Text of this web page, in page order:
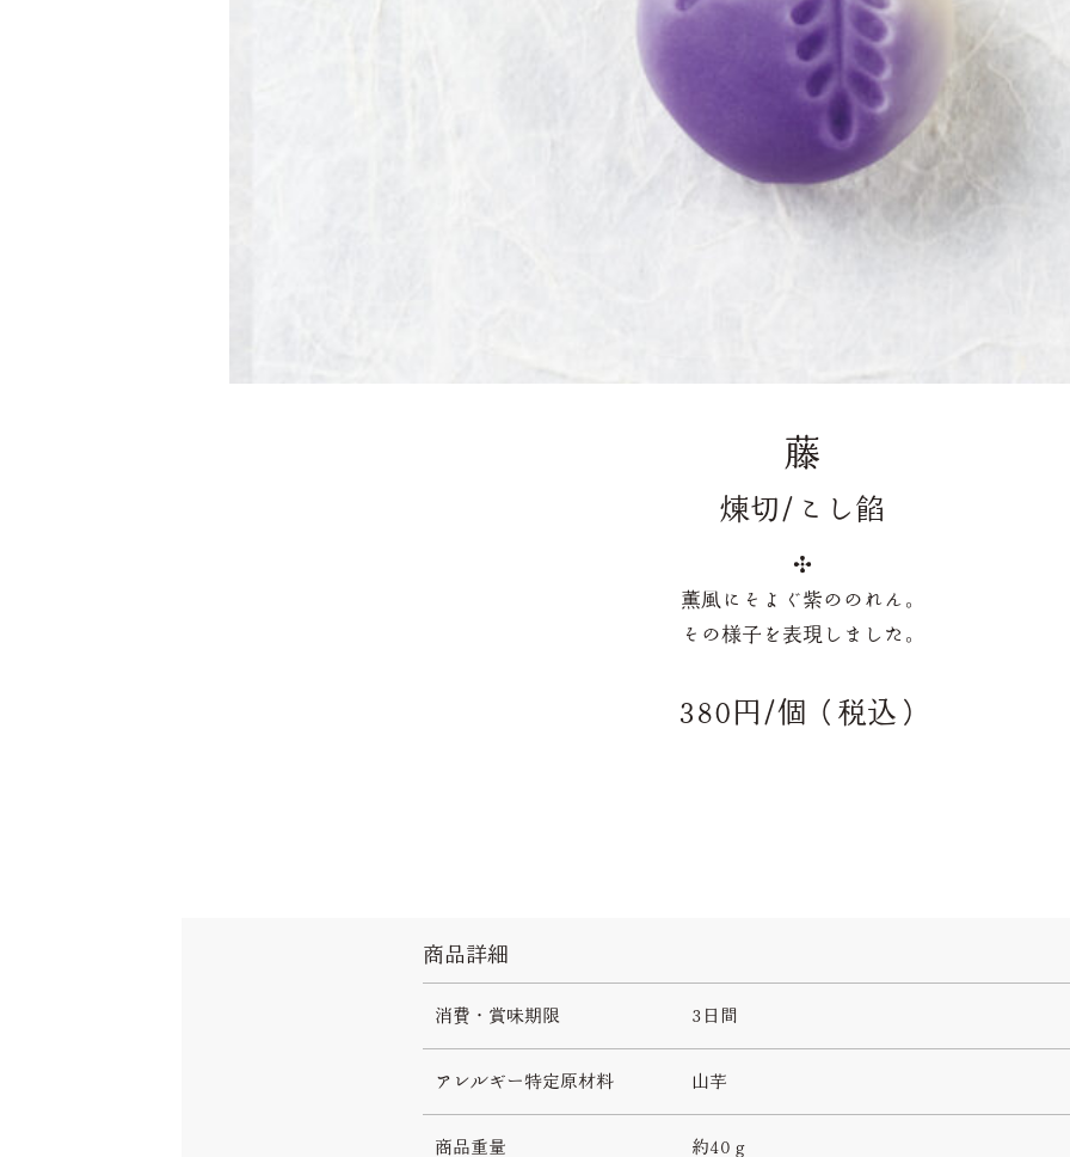
藤
煉切/こし餡
薫風にそよぐ紫ののれん。
その様子を表現しました。
380円/個（税込）
商品詳細
消費・賞味期限 3日間
アレルギー特定原材料 山芋
商品重量 約40ｇ